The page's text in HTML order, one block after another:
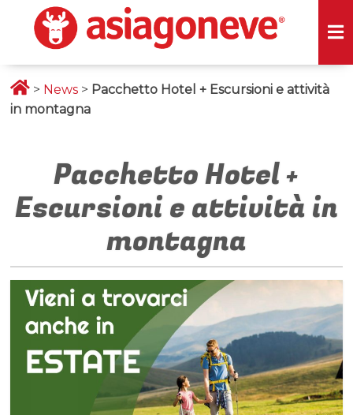
> News > Pacchetto Hotel + Escursioni e attività
in montagna
Pacchetto Hotel +
Escursioni e attività in
montagna